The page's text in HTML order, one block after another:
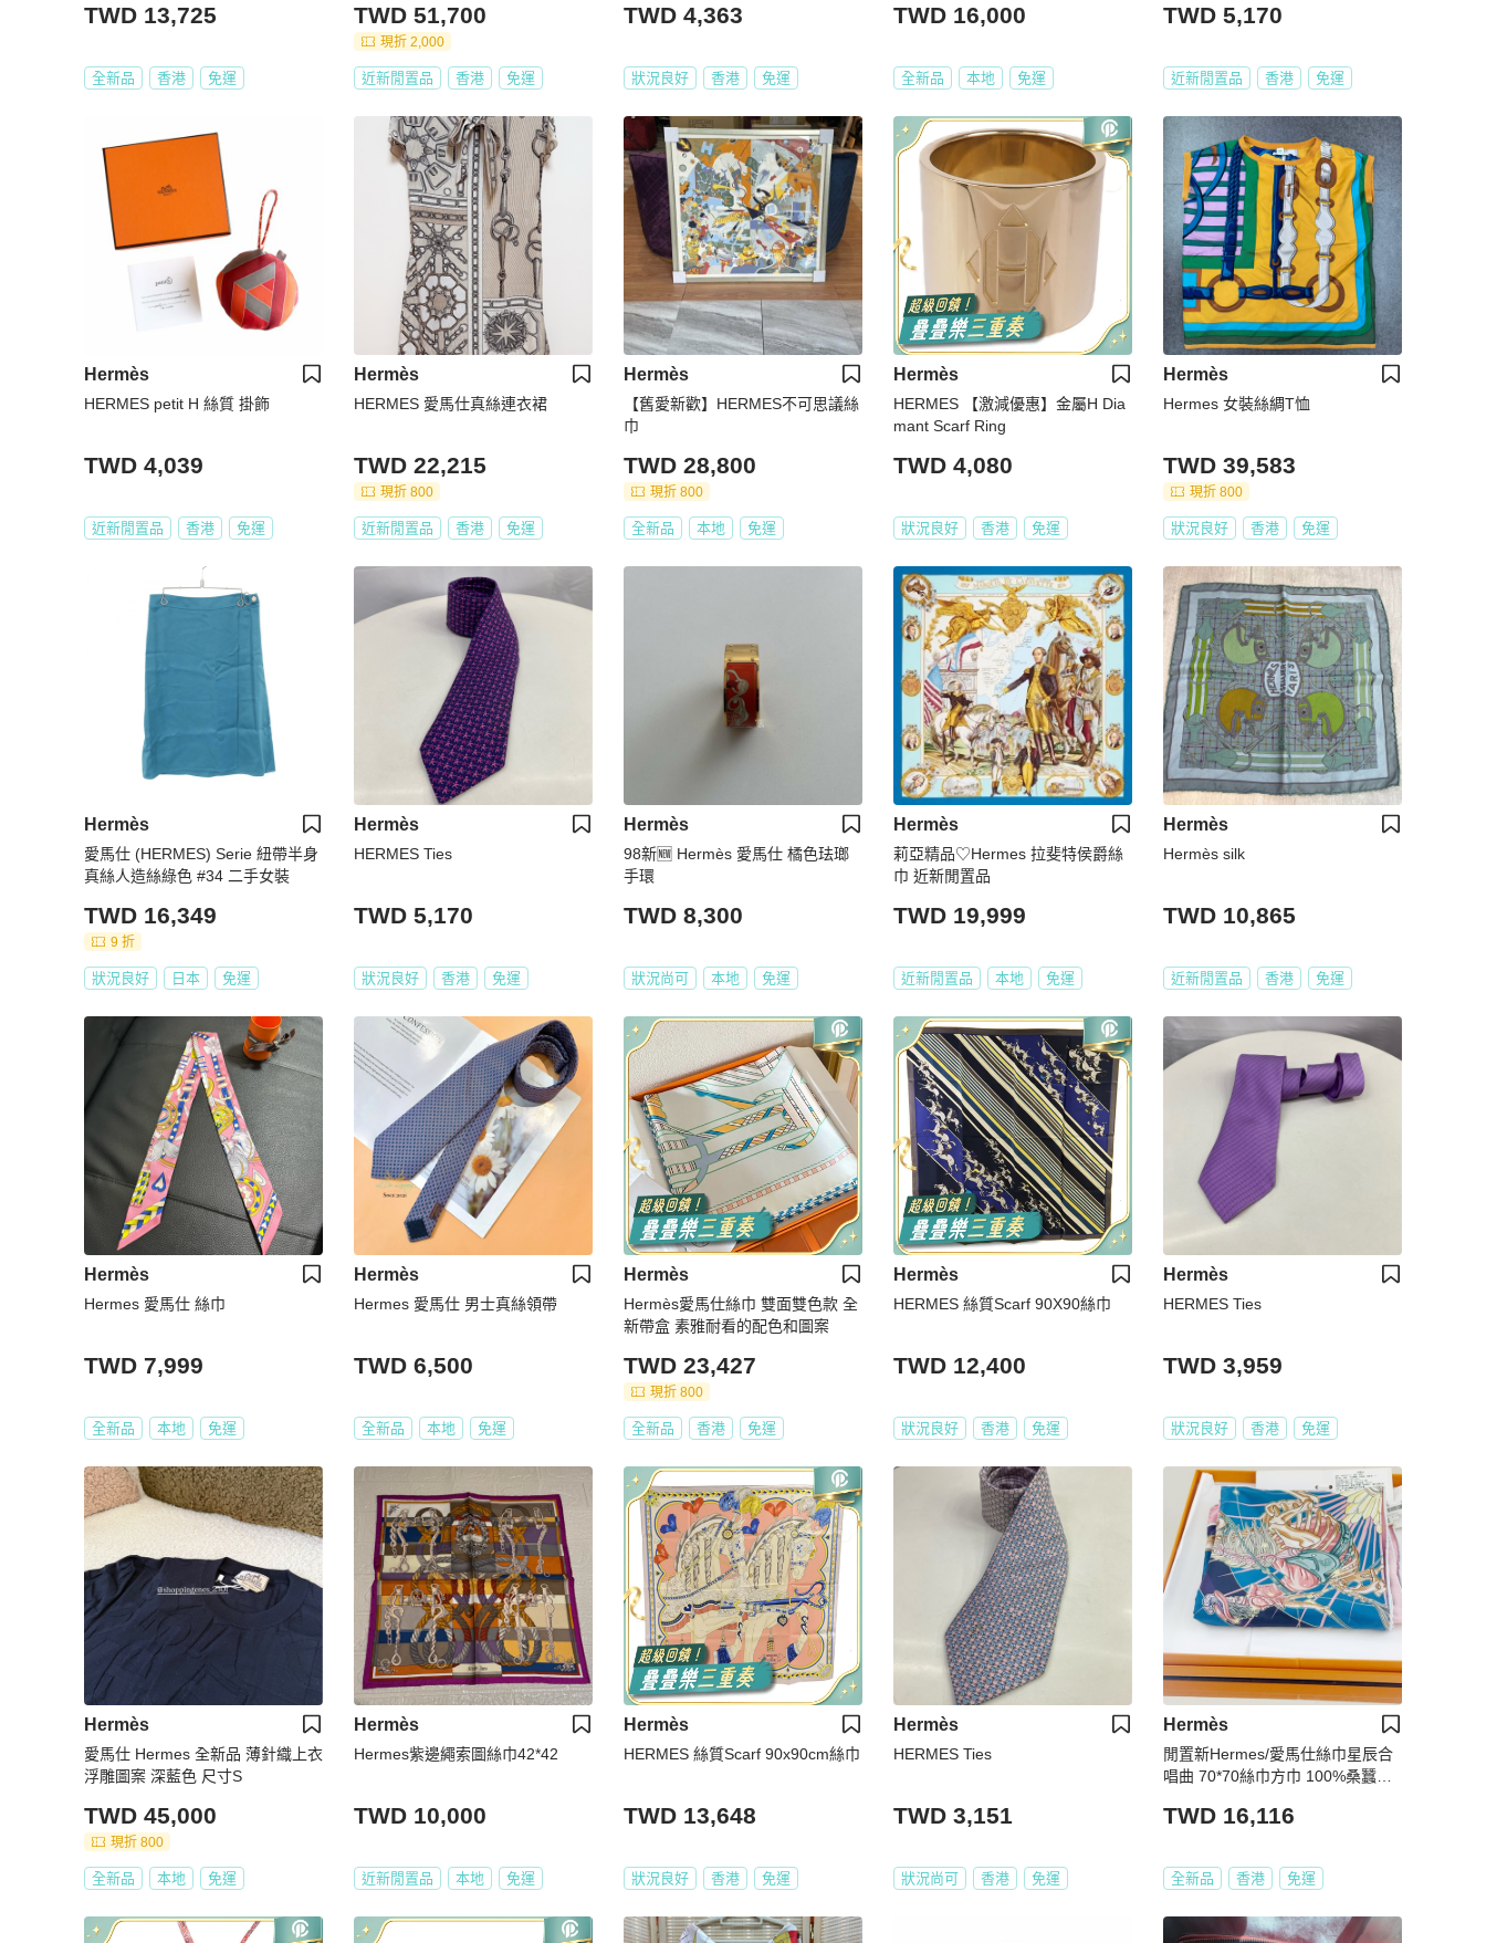
TWD 13,725
全新品 香港 免運
TWD 51,700
現折 2,000
近新閒置品 香港 免運
TWD 4,363
狀況良好 香港 免運
TWD 16,000
全新品 本地 免運
TWD 5,170
近新閒置品 香港 免運
Hermès
HERMES petit H 絲質 掛飾
TWD 4,039
近新閒置品 香港 免運
Hermès
HERMES 愛馬仕真絲連衣裙
TWD 22,215
現折 800
近新閒置品 香港 免運
Hermès
【舊愛新歡】HERMES不可思議絲
巾
TWD 28,800
現折 800
全新品 本地 免運
Hermès
HERMES 【激減優惠】金屬H Dia
mant Scarf Ring
TWD 4,080
狀況良好 香港 免運
Hermès
Hermes 女裝絲綢T恤
TWD 39,583
現折 800
狀況良好 香港 免運
Hermès
愛馬仕 (HERMES) Serie 紐帶半身
真絲人造絲綠色 #34 二手女裝
TWD 16,349
9 折
狀況良好 日本 免運
Hermès
HERMES Ties
TWD 5,170
狀況良好 香港 免運
Hermès
98新🆕 Hermès 愛馬仕 橘色珐瑯
手環
TWD 8,300
狀況尚可 本地 免運
Hermès
莉亞精品♡Hermes 拉斐特侯爵絲
巾 近新閒置品
TWD 19,999
近新閒置品 本地 免運
Hermès
Hermès silk
TWD 10,865
近新閒置品 香港 免運
Hermès
Hermes 愛馬仕 絲巾
TWD 7,999
全新品 本地 免運
Hermès
Hermes 愛馬仕 男士真絲領帶
TWD 6,500
全新品 本地 免運
Hermès
Hermès愛馬仕絲巾 雙面雙色款 全
新帶盒 素雅耐看的配色和圖案
TWD 23,427
現折 800
全新品 香港 免運
Hermès
HERMES 絲質Scarf 90X90絲巾
TWD 12,400
狀況良好 香港 免運
Hermès
HERMES Ties
TWD 3,959
狀況良好 香港 免運
Hermès
愛馬仕 Hermes 全新品 薄針織上衣
浮雕圖案 深藍色 尺寸S
TWD 45,000
現折 800
全新品 本地 免運
Hermès
Hermes紫邊繩索圖絲巾42*42
TWD 10,000
近新閒置品 本地 免運
Hermès
HERMES 絲質Scarf 90x90cm絲巾
TWD 13,648
狀況良好 香港 免運
Hermès
HERMES Ties
TWD 3,151
狀況尚可 香港 免運
Hermès
閒置新Hermes/愛馬仕絲巾星辰合
唱曲 70*70絲巾方巾 100%桑蠶絲
TWD 16,116
全新品 香港 免運